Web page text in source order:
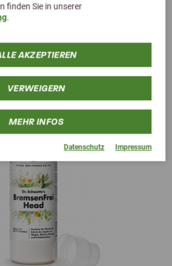
finden Sie in unserer
.
AKZEPTIEREN
VERWEIGERN
MEHR INFOS
Datenschutz Impressum
Produkte